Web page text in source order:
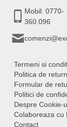
Termeni si
Politica de
Formular de
Politici de
Despre Cookie-
Colaboreaza cu
Contact
Mobil: 0770-
360.096